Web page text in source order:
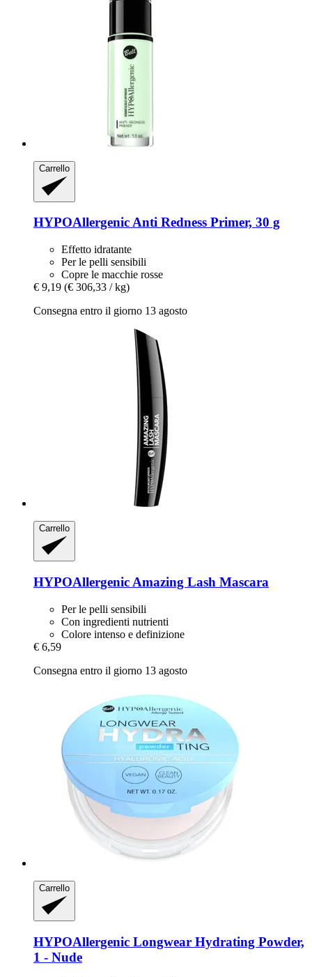
Carrello
HYPOAllergenicAnti Redness Primer, 30 g
Effetto idratante
Per le pelli sensibili
Copre le macchie rosse
€ 9,19 (€ 306,33 / kg)
Consegna entro il giorno 13 agosto
Carrello
HYPOAllergenic Amazing Lash Mascara
Per le pelli sensibili
Con ingredienti nutrienti
Colore intenso e definizione
€ 6,59
Consegna entro il giorno 13 agosto
Carrello
HYPOAllergenic Longwear Hydrating Powder,
1 -​ Nude